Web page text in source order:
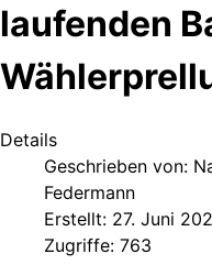
laufenden
Details
Geschrieben von:
Federmann
Erstellt: 27. Juni
Zugriffe: 763